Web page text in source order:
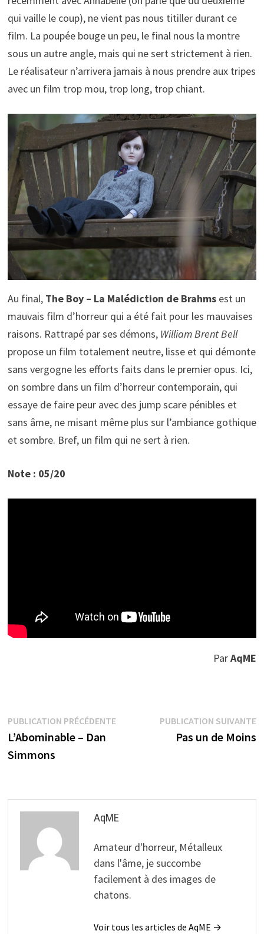
qui vaille le coup), ne vient pas nous titiller durant ce
film. La poupée bouge un peu, le final nous la montre
sous un autre angle, mais qui ne sert strictement à rien.
Le réalisateur n’arrivera jamais à nous prendre aux tripes
avec un film trop mou, trop long, trop chiant.
Au final, The Boy – La Malédiction de Brahmsest un
mauvais film d’horreur qui a été fait pour les mauvaises
raisons. Rattrapé par ses démons, William Brent Bell
propose un film totalement neutre, lisse et qui démonte
sans vergogne les efforts faits dans le premier opus. Ici,
on sombre dans un film d’horreur contemporain, qui
essaye de faire peur avec des jump scare pénibles et
sans âme, ne misant même plus sur l’ambiance gothique
et sombre. Bref, un film qui ne sert à rien.
Note : 05/20
ParAqME
Navigation
de
PUBLICATION PRÉCÉDENTEPublication
L’Abominable – Dan
Simmons
PUBLICATION SUIVANTE
Pas un de Moins
AqME
Amateur d'horreur, Métalleux
dans l'âme, je succombe
facilement à des images de
chatons.
Voir tous les articles de AqME →